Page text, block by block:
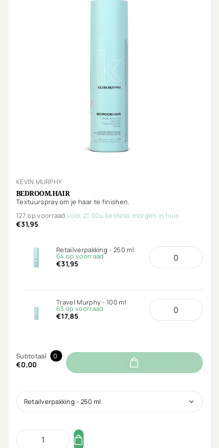
KEVIN MURPHY
BEDROOM.HAIR
Textuurspray om je haar te finishen.
127 op voorraadvoor 21:00u besteld, morgen in huis
€31,95
Retailverpakking - 250 ml
64 op voorraad
€31,95
Travel Murphy - 100 ml
63 op voorraad
€17,85
Subtotaal 0
€0,00